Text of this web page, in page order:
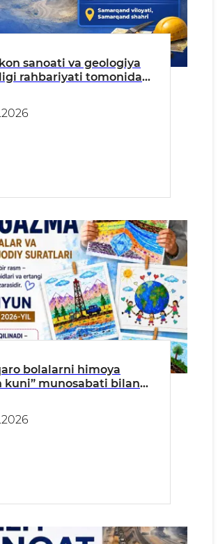
kon sanoati va geologiya
rahbariyati tomonidan
bolalarni himoya
kuni” munosabati bilan